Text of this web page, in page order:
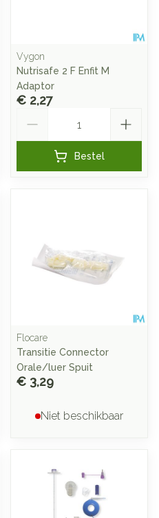
Vygon
Nutrisafe 2 F Enfit M
Adaptor
€ 2,27
Bestel
Flocare
Transitie Connector
Orale/luer Spuit
€ 3,29
Niet beschikbaar